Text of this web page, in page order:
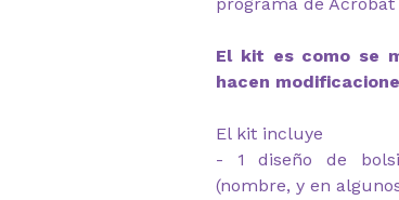
El kit es como se
hacen
El kit incluye
- 1 diseño de
(nombre, y en